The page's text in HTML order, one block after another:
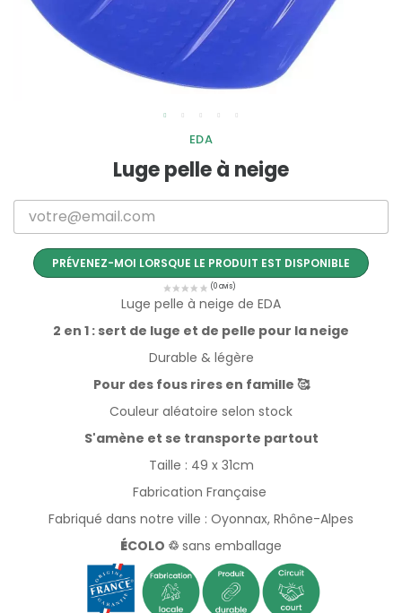
EDA
Luge pelle à neige
PRÉVENEZ-MOI LORSQUE LE PRODUIT EST DISPONIBLE
Luge pelle à neige de EDA
2 en 1 : sert de luge et de pelle pour la neige
Durable & légère
Pour des fous rires en famille 🥰
Couleur aléatoire selon stock
S'amène et se transporte partout
Taille : 49 x 31cm
Fabrication Française
Fabriqué dans notre ville : Oyonnax, Rhône-Alpes
ÉCOLO ♲ sans emballage